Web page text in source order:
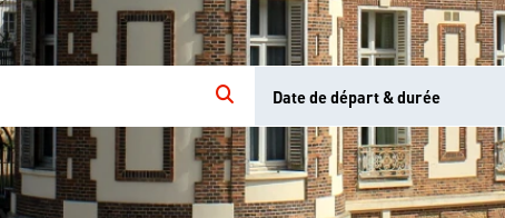
Date de départ & durée